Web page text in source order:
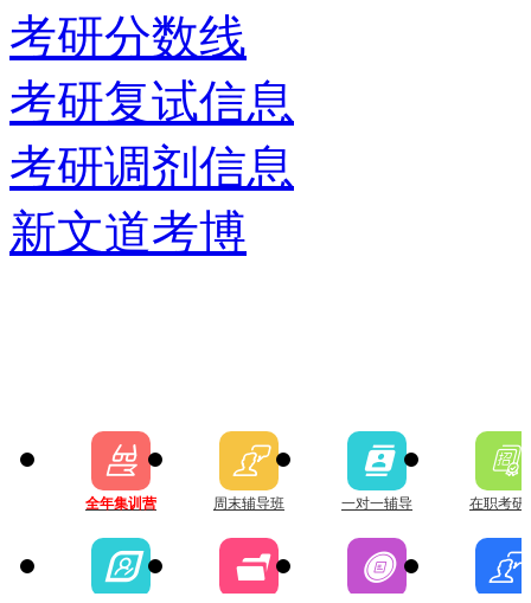
考研分数线
考研复试信息
考研调剂信息
新文道考博

全年集训营

周末辅导班

一对一辅导

在职考研
   